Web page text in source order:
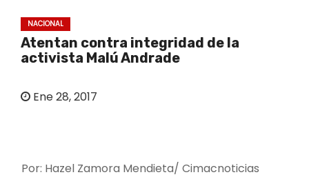
NACIONAL
Atentan contra integridad de la
activista Malú Andrade
Ene 28, 2017
Por: Hazel Zamora Mendieta/ Cimacnoticias